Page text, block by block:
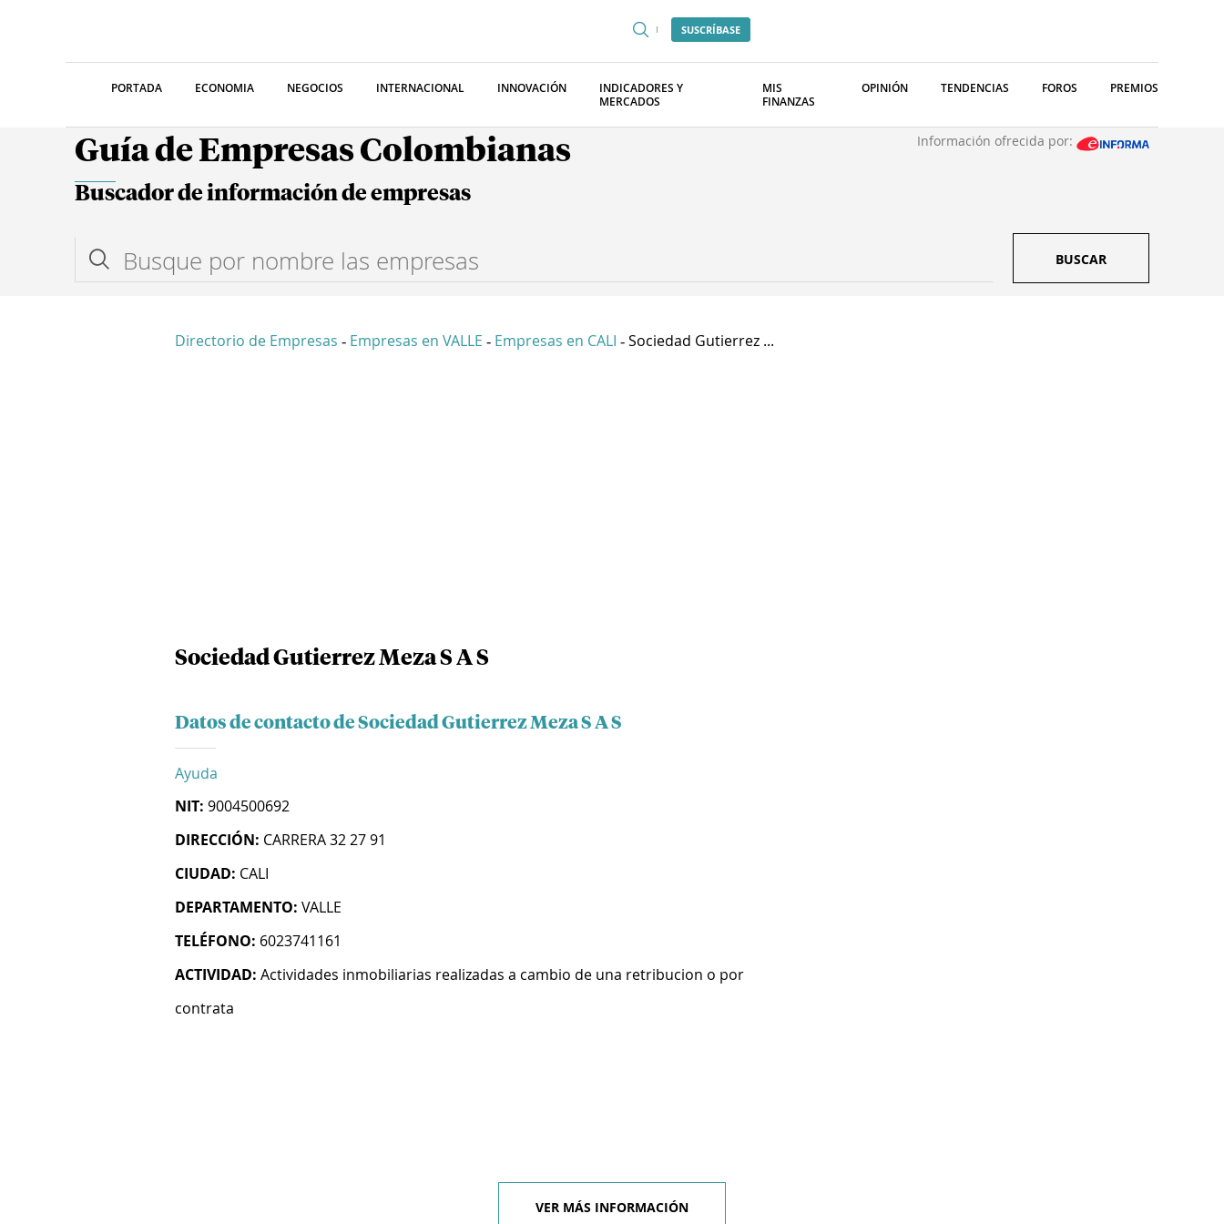
SUSCRÍBASE
PORTADA ECONOMIA NEGOCIOS INTERNACIONAL INNOVACIÓN
INDICADORES Y
MERCADOS
MIS
FINANZAS
OPINIÓN TENDENCIAS FOROS PREMIOS
Guía de Empresas Colombianas Información ofrecida por:
Buscador de información de empresas
BUSCAR
Directorio de Empresas - Empresas en VALLE - Empresas en CALI - Sociedad Gutierrez ...
Sociedad Gutierrez Meza S A S
Datos de contacto de Sociedad Gutierrez Meza S A S
Ayuda
NIT: 9004500692
DIRECCIÓN: CARRERA 32 27 91
CIUDAD: CALI
DEPARTAMENTO: VALLE
TELÉFONO: 6023741161
ACTIVIDAD: Actividades inmobiliarias realizadas a cambio de una retribucion o por
contrata
VER MÁS INFORMACIÓN